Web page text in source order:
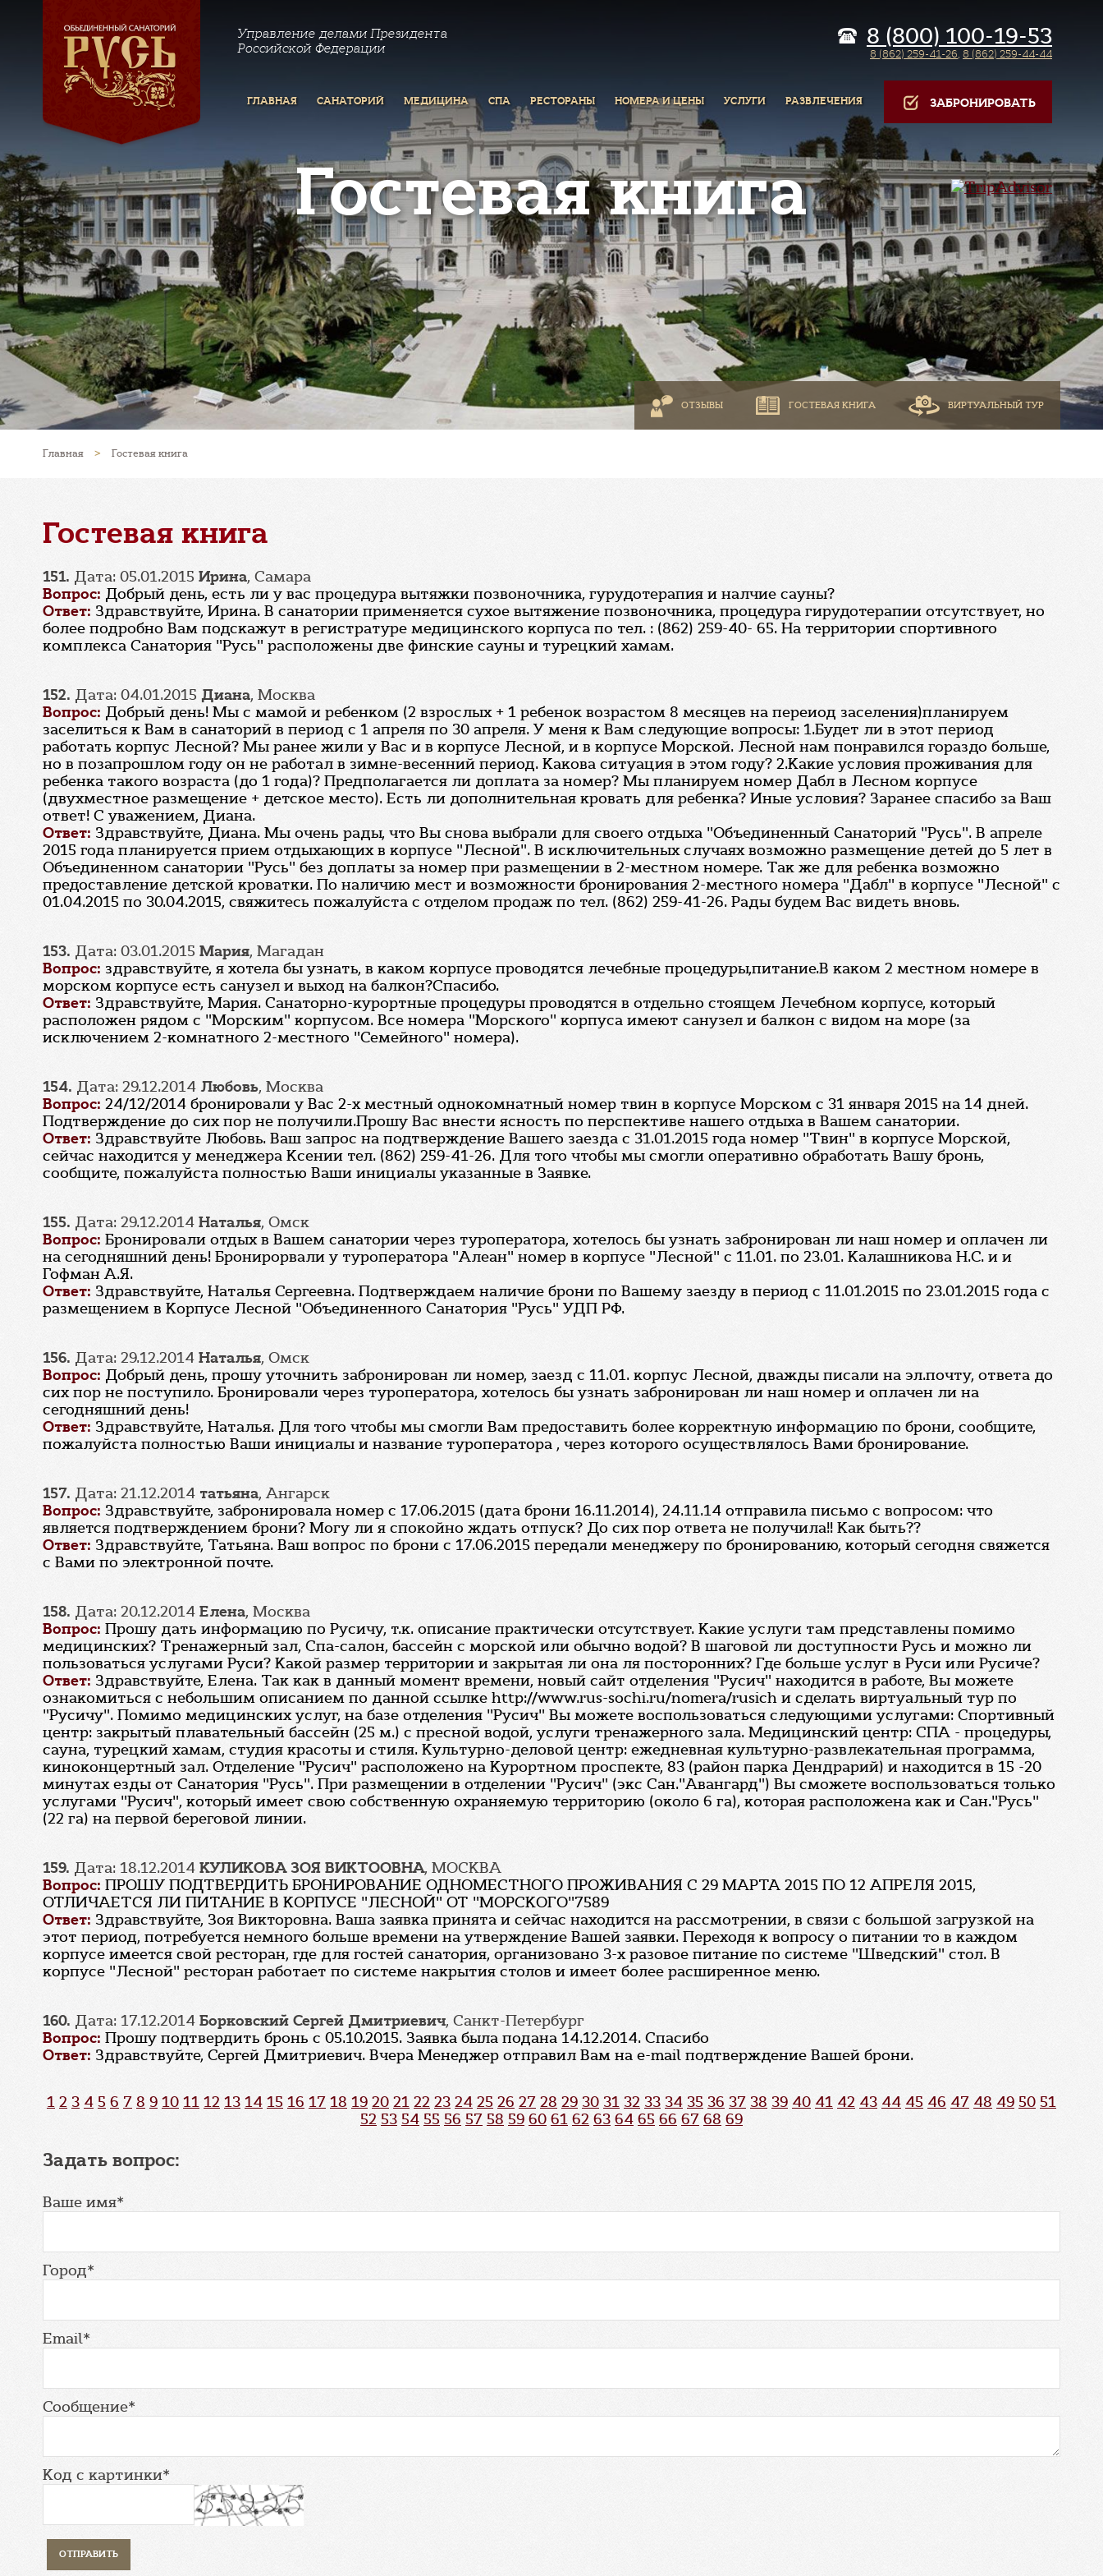
Управление делами Президента
Российской Федерации
8 (800) 100-19-53
8 (862) 259-41-26, 8 (862) 259-44-44
ГЛАВНАЯ САНАТОРИЙ МЕДИЦИНА СПА РЕСТОРАНЫ НОМЕРА И ЦЕНЫ УСЛУГИ РАЗВЛЕЧЕНИЯ ЗАБРОНИРОВАТЬ
Гостевая книга
ОТЗЫВЫ ГОСТЕВАЯ КНИГА ВИРТУАЛЬНЫЙ ТУР
Главная > Гостевая книга
Гостевая книга
151. Дата: 05.01.2015 Ирина, Самара
Вопрос: Добрый день, есть ли у вас процедура вытяжки позвоночника, гурудотерапия и налчие сауны?
Ответ: Здравствуйте, Ирина. В санатории применяется сухое вытяжение позвоночника, процедура гирудотерапии отсутствует, но
более подробно Вам подскажут в регистратуре медицинского корпуса по тел. : (862) 259-40- 65. На территории спортивного
комплекса Санатория "Русь" расположены две финские сауны и турецкий хамам.
152. Дата: 04.01.2015 Диана, Москва
Вопрос: Добрый день! Мы с мамой и ребенком (2 взрослых + 1 ребенок возрастом 8 месяцев на переиод заселения)планируем
заселиться к Вам в санаторий в период с 1 апреля по 30 апреля. У меня к Вам следующие вопросы: 1.Будет ли в этот период
работать корпус Лесной? Мы ранее жили у Вас и в корпусе Лесной, и в корпусе Морской. Лесной нам понравился гораздо больше,
но в позапрошлом году он не работал в зимне-весенний период. Какова ситуация в этом году? 2.Какие условия проживания для
ребенка такого возраста (до 1 года)? Предполагается ли доплата за номер? Мы планируем номер Дабл в Лесном корпусе
(двухместное размещение + детское место). Есть ли дополнительная кровать для ребенка? Иные условия? Заранее спасибо за Ваш
ответ! С уважением, Диана.
Ответ: Здравствуйте, Диана. Мы очень рады, что Вы снова выбрали для своего отдыха "Объединенный Санаторий "Русь". В апреле
2015 года планируется прием отдыхающих в корпусе "Лесной". В исключительных случаях возможно размещение детей до 5 лет в
Объединенном санатории "Русь" без доплаты за номер при размещении в 2-местном номере. Так же для ребенка возможно
предоставление детской кроватки. По наличию мест и возможности бронирования 2-местного номера "Дабл" в корпусе "Лесной" с
01.04.2015 по 30.04.2015, свяжитесь пожалуйста с отделом продаж по тел. (862) 259-41-26. Рады будем Вас видеть вновь.
153. Дата: 03.01.2015 Мария, Магадан
Вопрос: здравствуйте, я хотела бы узнать, в каком корпусе проводятся лечебные процедуры,питание.В каком 2 местном номере в
морском корпусе есть санузел и выход на балкон?Спасибо.
Ответ: Здравствуйте, Мария. Санаторно-курортные процедуры проводятся в отдельно стоящем Лечебном корпусе, который
расположен рядом с "Морским" корпусом. Все номера "Морского" корпуса имеют санузел и балкон с видом на море (за
исключением 2-комнатного 2-местного "Семейного" номера).
154. Дата: 29.12.2014 Любовь, Москва
Вопрос: 24/12/2014 бронировали у Вас 2-х местный однокомнатный номер твин в корпусе Морском с 31 января 2015 на 14 дней.
Подтверждение до сих пор не получили.Прошу Вас внести ясность по перспективе нашего отдыха в Вашем санатории.
Ответ: Здравствуйте Любовь. Ваш запрос на подтверждение Вашего заезда с 31.01.2015 года номер "Твин" в корпусе Морской,
сейчас находится у менеджера Ксении тел. (862) 259-41-26. Для того чтобы мы смогли оперативно обработать Вашу бронь,
сообщите, пожалуйста полностью Ваши инициалы указанные в Заявке.
155. Дата: 29.12.2014 Наталья, Омск
Вопрос: Бронировали отдых в Вашем санатории через туроператора, хотелось бы узнать забронирован ли наш номер и оплачен ли
на сегодняшний день! Бронирорвали у туроператора "Алеан" номер в корпусе "Лесной" с 11.01. по 23.01. Калашникова Н.С. и и
Гофман А.Я.
Ответ: Здравствуйте, Наталья Сергеевна. Подтверждаем наличие брони по Вашему заезду в период с 11.01.2015 по 23.01.2015 года с
размещением в Корпусе Лесной "Объединенного Санатория "Русь" УДП РФ.
156. Дата: 29.12.2014 Наталья, Омск
Вопрос: Добрый день, прошу уточнить забронирован ли номер, заезд с 11.01. корпус Лесной, дважды писали на эл.почту, ответа до
сих пор не поступило. Бронировали через туроператора, хотелось бы узнать забронирован ли наш номер и оплачен ли на
сегодняшний день!
Ответ: Здравствуйте, Наталья. Для того чтобы мы смогли Вам предоставить более корректную информацию по брони, сообщите,
пожалуйста полностью Ваши инициалы и название туроператора , через которого осуществлялось Вами бронирование.
157. Дата: 21.12.2014 татьяна, Ангарск
Вопрос: Здравствуйте, забронировала номер с 17.06.2015 (дата брони 16.11.2014), 24.11.14 отправила письмо с вопросом: что
является подтверждением брони? Могу ли я спокойно ждать отпуск? До сих пор ответа не получила!! Как быть??
Ответ: Здравствуйте, Татьяна. Ваш вопрос по брони с 17.06.2015 передали менеджеру по бронированию, который сегодня свяжется
с Вами по электронной почте.
158. Дата: 20.12.2014 Елена, Москва
Вопрос: Прошу дать информацию по Русичу, т.к. описание практически отсутствует. Какие услуги там представлены помимо
медицинских? Тренажерный зал, Спа-салон, бассейн с морской или обычно водой? В шаговой ли доступности Русь и можно ли
пользоваться услугами Руси? Какой размер территории и закрытая ли она ля посторонних? Где больше услуг в Руси или Русиче?
Ответ: Здравствуйте, Елена. Так как в данный момент времени, новый сайт отделения "Русич" находится в работе, Вы можете
ознакомиться с небольшим описанием по данной ссылке http://www.rus-sochi.ru/nomera/rusich и сделать виртуальный тур по
"Русичу". Помимо медицинских услуг, на базе отделения "Русич" Вы можете воспользоваться следующими услугами: Спортивный
центр: закрытый плавательный бассейн (25 м.) с пресной водой, услуги тренажерного зала. Медицинский центр: СПА - процедуры,
сауна, турецкий хамам, студия красоты и стиля. Культурно-деловой центр: ежедневная культурно-развлекательная программа,
киноконцертный зал. Отделение "Русич" расположено на Курортном проспекте, 83 (район парка Дендрарий) и находится в 15 -20
минутах езды от Санатория "Русь". При размещении в отделении "Русич" (экс Сан."Авангард") Вы сможете воспользоваться только
услугами "Русич", который имеет свою собственную охраняемую территорию (около 6 га), которая расположена как и Сан."Русь"
(22 га) на первой береговой линии.
159. Дата: 18.12.2014 КУЛИКОВА ЗОЯ ВИКТООВНА, МОСКВА
Вопрос: ПРОШУ ПОДТВЕРДИТЬ БРОНИРОВАНИЕ ОДНОМЕСТНОГО ПРОЖИВАНИЯ С 29 МАРТА 2015 ПО 12 АПРЕЛЯ 2015,
ОТЛИЧАЕТСЯ ЛИ ПИТАНИЕ В КОРПУСЕ "ЛЕСНОЙ" ОТ "МОРСКОГО"7589
Ответ: Здравствуйте, Зоя Викторовна. Ваша заявка принята и сейчас находится на рассмотрении, в связи с большой загрузкой на
этот период, потребуется немного больше времени на утверждение Вашей заявки. Переходя к вопросу о питании то в каждом
корпусе имеется свой ресторан, где для гостей санатория, организовано 3-х разовое питание по системе "Шведский" стол. В
корпусе "Лесной" ресторан работает по системе накрытия столов и имеет более расширенное меню.
160. Дата: 17.12.2014 Борковский Сергей Дмитриевич, Санкт-Петербург
Вопрос: Прошу подтвердить бронь с 05.10.2015. Заявка была подана 14.12.2014. Спасибо
Ответ: Здравствуйте, Сергей Дмитриевич. Вчера Менеджер отправил Вам на e-mail подтверждение Вашей брони.
1 2 3 4 5 6 7 8 9 10 11 12 13 14 15 16 17 18 19 20 21 22 23 24 25 26 27 28 29 30 31 32 33 34 35 36 37 38 39 40 41 42 43 44 45 46 47 48 49 50 51
52 53 54 55 56 57 58 59 60 61 62 63 64 65 66 67 68 69
Задать вопрос:
Ваше имя*
Город*
Email*
Сообщение*
Код с картинки*